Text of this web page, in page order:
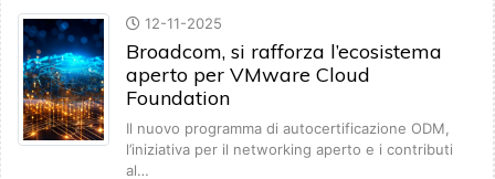
12-11-2025
Broadcom, si rafforza l’ecosistema
aperto per VMware Cloud
Foundation
Il nuovo programma di autocertificazione ODM,
l’iniziativa per il networking aperto e i contributi
al…